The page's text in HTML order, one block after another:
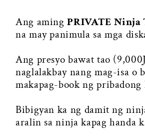
Ang amingPRIVATE
na may panimula sa mga
Ang presyo bawat tao
naglalakbay nang mag-isa o
makapag-book ng
Bibigyan ka ng damit ng
aralin sa ninja kapag handa